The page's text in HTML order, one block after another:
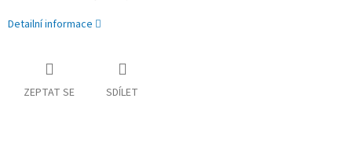
Detailní informace
ZEPTAT SE SDÍLET